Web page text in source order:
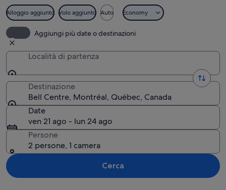
Alloggio aggiunto Volo aggiunto Auto Economy
Aggiungi più date o destinazioni
Località di partenza
Destinazione
Bell Centre, Montréal, Québec, Canada
Date
ven 21 ago - lun 24 ago
Persone
2 persone, 1 camera
Cerca